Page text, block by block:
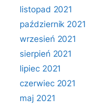
listopad 2021
październik 2021
wrzesień 2021
sierpień 2021
lipiec 2021
czerwiec 2021
maj 2021